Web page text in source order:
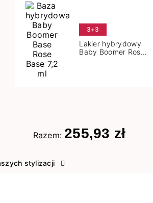
3+3
Lakier hybrydowy
Baby Boomer Rose
Razem: 255,93 zł
stylizacji